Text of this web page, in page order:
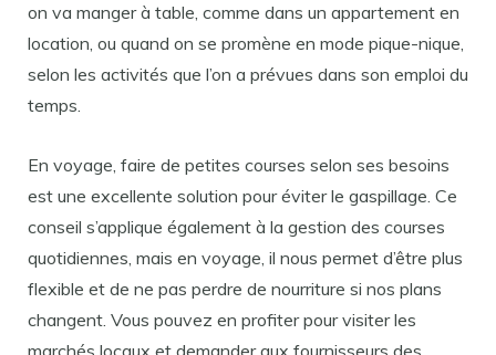
on va manger à table, comme dans un appartement en
location, ou quand on se promène en mode pique-nique,
selon les activités que l’on a prévues dans son emploi du
temps.
En voyage, faire de petites courses selon ses besoins
est une excellente solution pour éviter le gaspillage. Ce
conseil s’applique également à la gestion des courses
quotidiennes, mais en voyage, il nous permet d’être plus
flexible et de ne pas perdre de nourriture si nos plans
changent. Vous pouvez en profiter pour visiter les
marchés locaux et demander aux fournisseurs des